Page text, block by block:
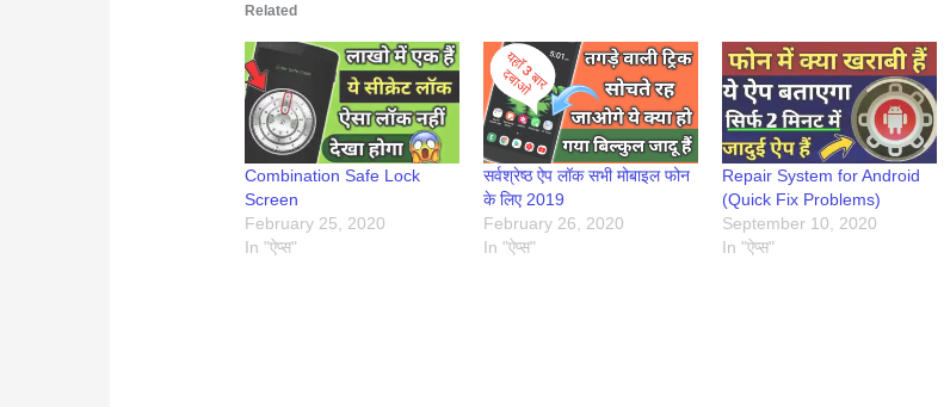
Related
Combination Safe Lock
Screen
February 25, 2020
In "ऐप्स"
सर्वश्रेष्ठ ऐप लॉक सभी मोबाइल फोन
के लिए 2019
February 26, 2020
In "ऐप्स"
Repair System for Android
(Quick Fix Problems)
September 10, 2020
In "ऐप्स"